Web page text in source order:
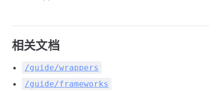
相关文档
/guide/wrappers
/guide/frameworks